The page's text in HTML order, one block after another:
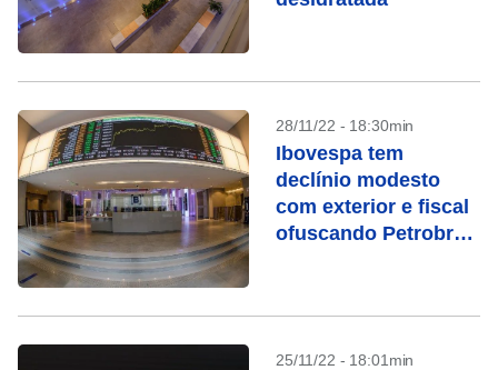
28/11/22 - 18:30min
Ibovespa tem
declínio modesto
com exterior e fiscal
ofuscando Petrobras
25/11/22 - 18:01min